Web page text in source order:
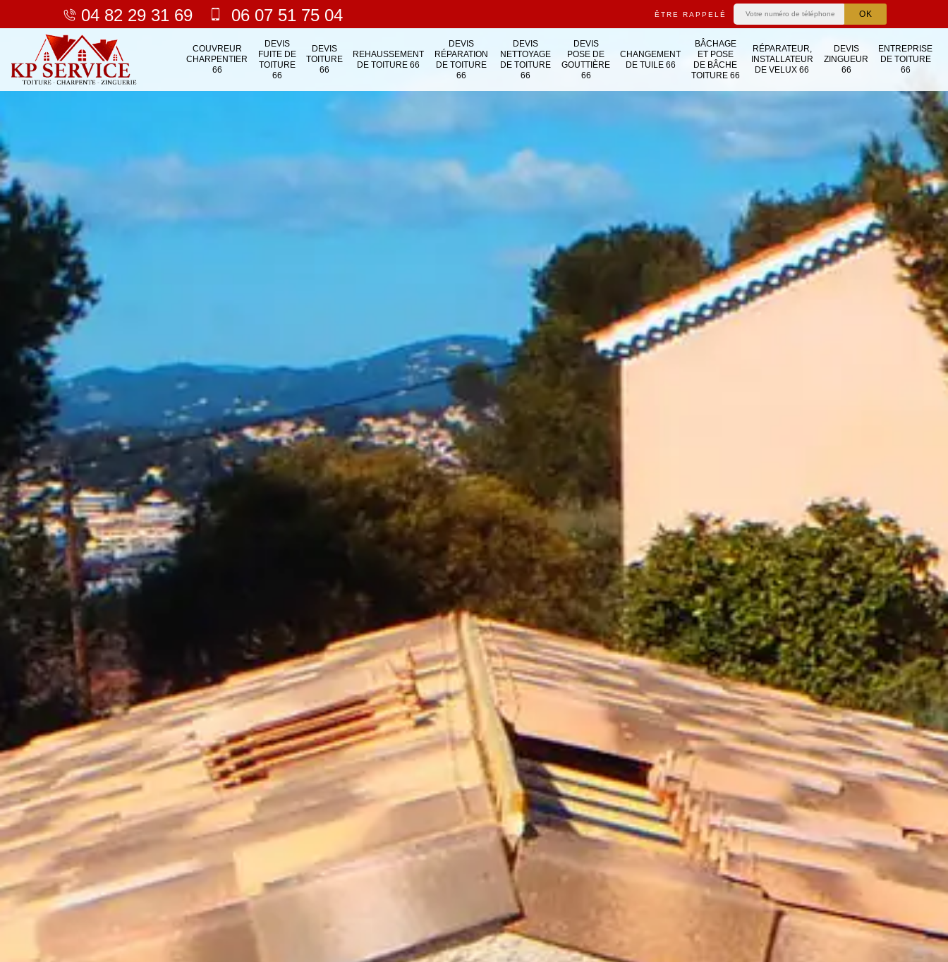
04 82 29 31 69 06 07 51 75 04 ÊTRE RAPPELÉ
COUVREUR
CHARPENTIER
66
DEVIS
FUITE DE
TOITURE
66
DEVIS
TOITURE
66
REHAUSSEMENT
DE TOITURE 66
DEVIS
RÉPARATION
DE TOITURE
66
DEVIS
NETTOYAGE
DE TOITURE
66
DEVIS
POSE DE
GOUTTIÈRE
66
CHANGEMENT
DE TUILE 66
BÂCHAGE
ET POSE
DE BÂCHE
TOITURE 66
RÉPARATEUR,
INSTALLATEUR
DE VELUX 66
DEVIS
ZINGUEUR
66
ENTREPRISE
DE TOITURE
66